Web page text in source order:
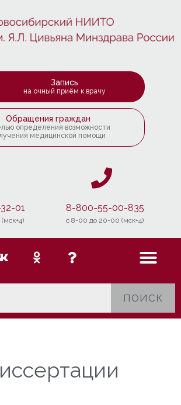
Запись
на очный приём к врачу
Обращения граждан
определения возможности
медицинской помощи
01 8-800-55-00-835
c 8-00 до 20-00 (мск+4)
ПОИСК